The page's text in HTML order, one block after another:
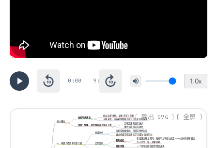
10 0:00 9:13 10 1.0x
导出 SVG 全屏
停止追求“更快、更多”的学习节奏
长期来看，这容易导致倦怠和对语言关系的损害
改变传统观念
实现真正的语言进步
维持长期的学习动力
目标：健康、可持续的语言学习方式
核心理念
动机是情绪驱动，习惯是神经反应
通过养成习惯让语言学习成为“自动行为”
原因分析
在法国读硕士期间，每天早上早餐后固定15-30分钟听播客跟读
每天坚持一年，效果显著
我的经验
一个月内就能感受到明显进步
朋友实践
实际案例
一、构建习惯而非完美计划